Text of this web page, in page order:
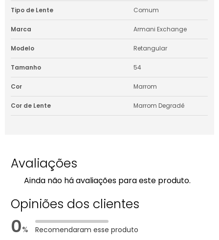
Tipo de Lente Comum
Marca Armani Exchange
Modelo Retangular
Tamanho 54
Cor Marrom
Cor de Lente Marrom Degradê
Avaliações
Ainda não há avaliações para este produto.
Opiniões dos clientes
0% Recomendaram esse produto